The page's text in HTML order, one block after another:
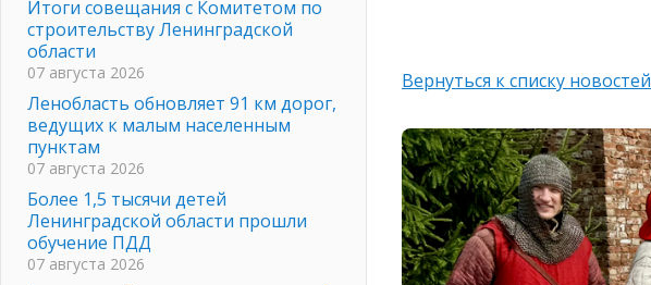
Вернуться к списку новостей
Итоги совещания с Комитетом по
строительству Ленинградской
области
07 августа 2026
Ленобласть обновляет 91 км дорог,
ведущих к малым населенным
пунктам
07 августа 2026
Более 1,5 тысячи детей
Ленинградской области прошли
обучение ПДД
07 августа 2026